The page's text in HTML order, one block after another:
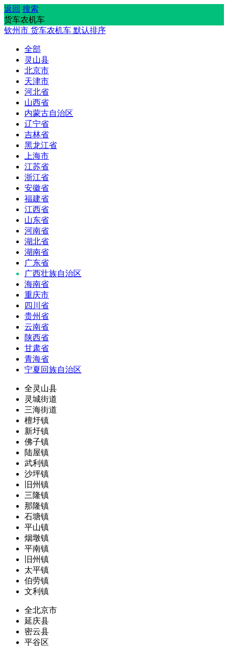
返回 搜索
货车农机车
钦州市 货车农机车 默认排序
全部
灵山县
北京市
天津市
河北省
山西省
内蒙古自治区
辽宁省
吉林省
黑龙江省
上海市
江苏省
浙江省
安徽省
福建省
江西省
山东省
河南省
湖北省
湖南省
广东省
广西壮族自治区
海南省
重庆市
四川省
贵州省
云南省
陕西省
甘肃省
青海省
宁夏回族自治区
全灵山县
灵城街道
三海街道
檀圩镇
新圩镇
佛子镇
陆屋镇
武利镇
沙坪镇
旧州镇
三隆镇
那隆镇
石塘镇
平山镇
烟墩镇
平南镇
旧州镇
太平镇
伯劳镇
文利镇
全北京市
延庆县
密云县
平谷区